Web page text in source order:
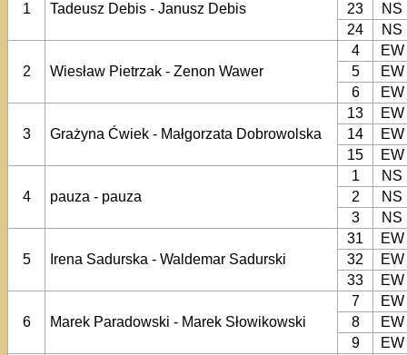
1 Tadeusz Debis - Janusz Debis
23
NS
24
NS
2 Wiesław Pietrzak - Zenon Wawer
4
EW
5
EW
6
EW
3 Grażyna Ćwiek - Małgorzata Dobrowolska
13
EW
14
EW
15
EW
4 pauza - pauza
1
NS
2
NS
3
NS
5 Irena Sadurska - Waldemar Sadurski
31
EW
32
EW
33
EW
6 Marek Paradowski - Marek Słowikowski
7
EW
8
EW
9
EW